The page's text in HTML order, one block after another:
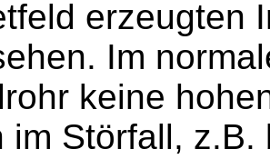
erzeugten
Im
keine
im Störfall,